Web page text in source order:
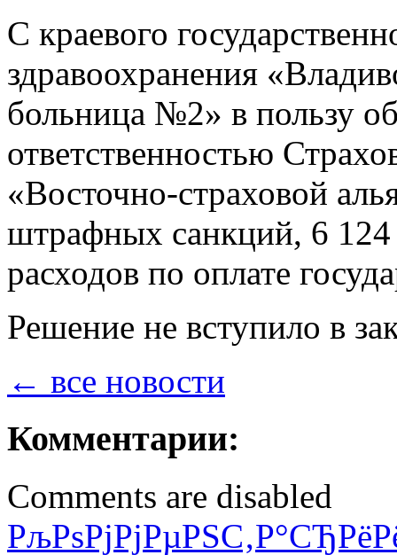
С краевого
здравоохранения
больница №2» в пользу
ответственностью
«Восточно-страховой
штрафных санкций, 6 124
расходов по оплате
Решение не вступило в
← все новости
Комментарии:
Comments are disabled